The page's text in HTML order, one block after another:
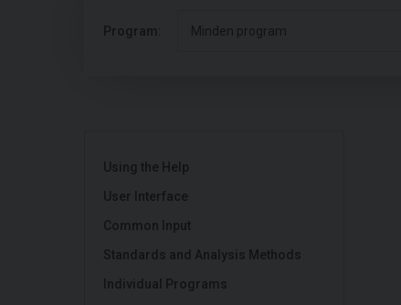
Program: Minden program
Using the Help
User Interface
Common Input
Standards and Analysis Methods
Individual Programs